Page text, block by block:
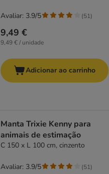
9,49 €
9,49 € / unidade
Avaliar: 3.9/5 (51)
Adicionar ao carrinho
Manta Trixie Kenny para
animais de estimação
C 150 x L 100 cm, cinzento
Avaliar: 3.9/5 (51)